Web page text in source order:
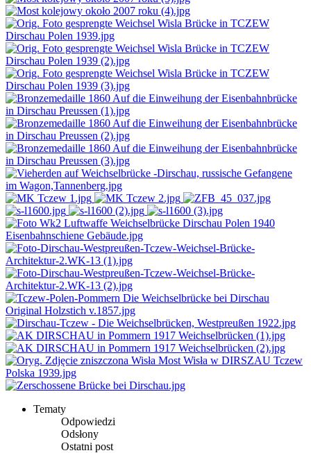
Tematy
Odpowiedzi
Odsłony
Ostatni post